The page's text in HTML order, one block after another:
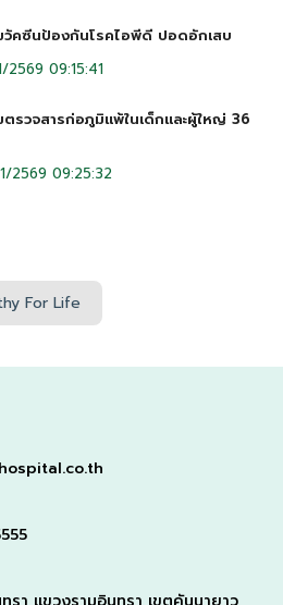
วัคซีนป้องกันโรคไอพีดี ปอดอักเสบ
2569 09:15:41
รวจสารก่อภูมิแพ้ในเด็กและผู้ใหญ่ 36
2569 09:25:32
For Life